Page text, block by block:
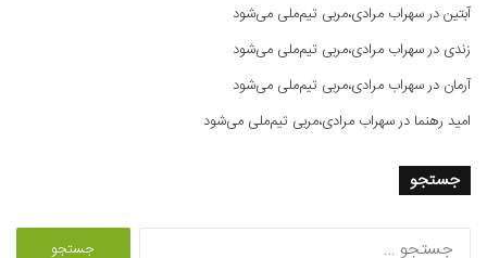
آبتیندرسهراب مرادی،مربی تیم‌ملی می‌شود
زندی درسهراب مرادی،مربی تیم‌ملی می‌شود
آرمان درسهراب مرادی،مربی تیم‌ملی می‌شود
امید رهنما درسهراب مرادی،مربی تیم‌ملی می‌شود
جستجو